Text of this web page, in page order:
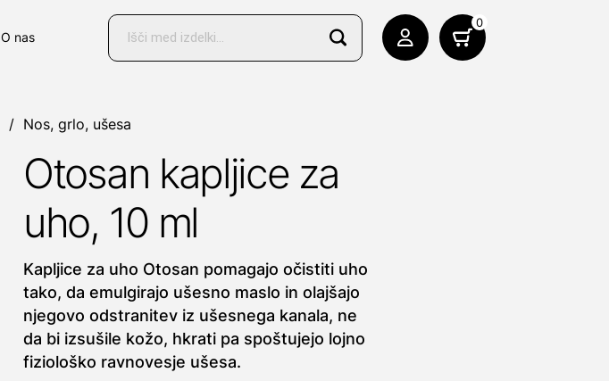
O nas
Products
search
0
/ Nos, grlo, ušesa
Otosan kapljice za
uho, 10 ml
Kapljice za uho Otosan pomagajo očistiti uho
tako, da emulgirajo ušesno maslo in olajšajo
njegovo odstranitev iz ušesnega kanala, ne
da bi izsušile kožo, hkrati pa spoštujejo lojno
fiziološko ravnovesje ušesa.